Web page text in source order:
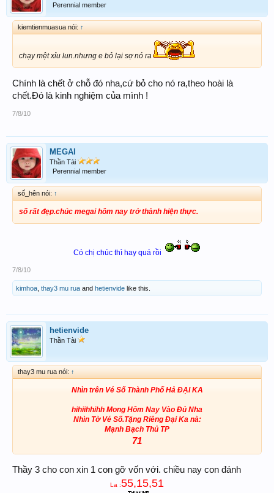
Perennial member
kiemtienmuasua nói: ↑
chạy mệt xỉu lun.nhưng e bỏ lại sợ nó ra
Chính là chết ở chỗ đó nha,cứ bỏ cho nó ra,theo hoài là
chết.Đó là kinh nghiệm của mình !
7/8/10
MEGAI
Thần Tài
Perennial member
số_hên nói: ↑
số rất đẹp.chúc megai hôm nay trở thành hiện thực.
Có chị chúc thì hay quá rồi
7/8/10
kimhoa thay3 mu rua and hetienvide like this.
hetienvide
Thần Tài
thay3 mu rua nói: ↑
Nhìn trên Vé Số Thành Phố Hả ĐẠI KA
hihiihhihh Mong Hôm Nay Vào Đủ Nha
Nhìn Tờ Vé Số.Tặng Riêng Đại Ka nà:
Mạnh Bạch Thủ TP
71
Thầy 3 cho con xin 1 con gỡ vốn với. chiều nay con đánh
La :55,15,51